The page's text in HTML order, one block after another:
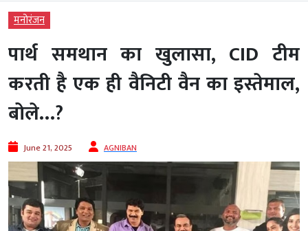
मनोरंजन
पार्थ समथान का खुलासा, CID टीम
करती है एक ही वैनिटी वैन का इस्तेमाल,
बोले…?
June 21, 2025 AGNIBAN